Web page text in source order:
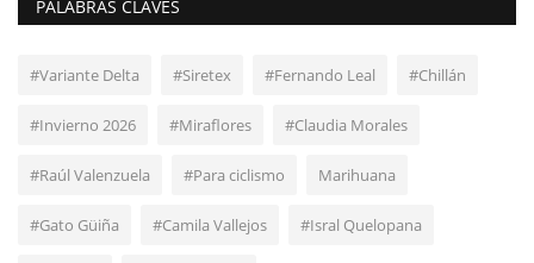
PALABRAS CLAVES
#Variante Delta #Siretex #Fernando Leal #Chillán
#Invierno 2026 #Miraflores #Claudia Morales
#Raúl Valenzuela #Para ciclismo Marihuana
#Gato Güiña #Camila Vallejos #Isral Quelopana